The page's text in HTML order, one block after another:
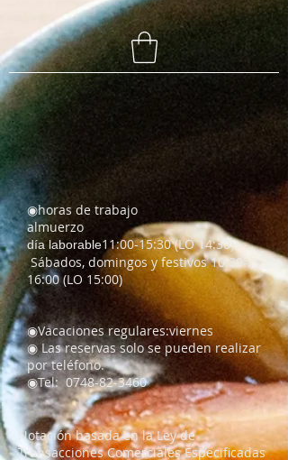
◉horas de trabajo
almuerzo
día laborable11:00-15:30 (LO 14:30)
​ Sábados, domingos y festivos 10:30-
16:00 (LO 15:00)
◉Vacaciones regulares:​viernes
​◉ Las reservas solo se pueden realizar
por teléfono.
◉Tel:0748-82-3460
Notación basada en la Ley de
Transacciones Comerciales Especificadas